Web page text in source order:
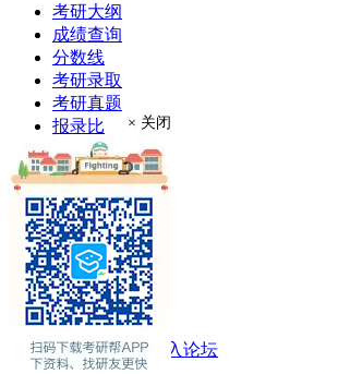
考研大纲
成绩查询
分数线
考研录取
考研真题
报录比
推荐免试
现场确认
在职硕士
考场安排
学费奖助
联系方式
专业介绍
专业课辅导
2021考研热门话题 进入论坛
× 关闭